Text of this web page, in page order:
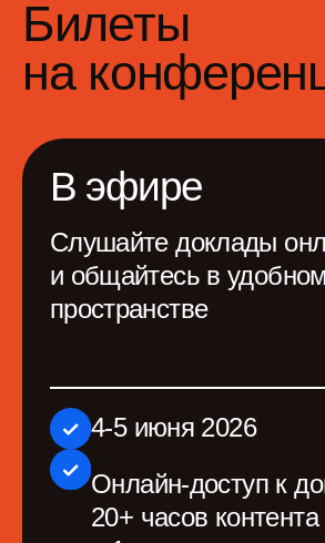
Приходите на офлайн-
мероприятие в Москве
и получайте все материалы
Онлайн-доступ к докладам
20+ часов контента
с 1 компьютера
Видеозаписи докладов
и мастер-классов
с участниками и спикерами
Пакет участника
Питание и вечеринка